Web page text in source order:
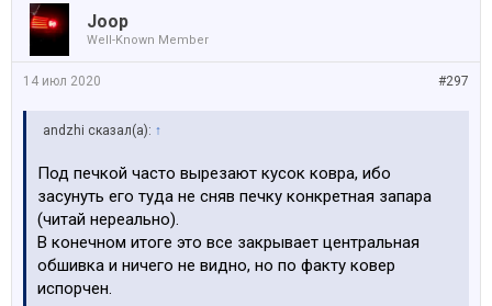
Joop
Well-Known Member
#297
14 июл 2020
аndzhi сказал(а): ↑
Под печкой часто вырезают кусок ковра, ибо
засунуть его туда не сняв печку конкретная запара
(читай нереально).
В конечном итоге это все закрывает центральная
обшивка и ничего не видно, но по факту ковер
испорчен.